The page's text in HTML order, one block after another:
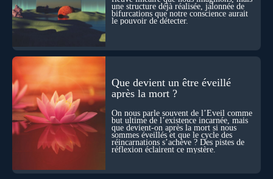
une structure déjà réalisée, jalonnée de
bifurcations que notre conscience aurait
le pouvoir de détecter.
Que devient un être éveillé
après la mort ?
On nous parle souvent de l’Éveil comme
but ultime de l’existence incarnée, mais
que devient-on après la mort si nous
sommes éveillés et que le cycle des
réincarnations s’achève ? Des pistes de
réflexion éclairent ce mystère.